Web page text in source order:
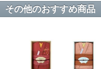
その他のおすすめ商品